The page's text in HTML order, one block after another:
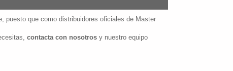
puesto que como distribuidores oficiales de Master
contacta con nosotrosy nuestro equipo